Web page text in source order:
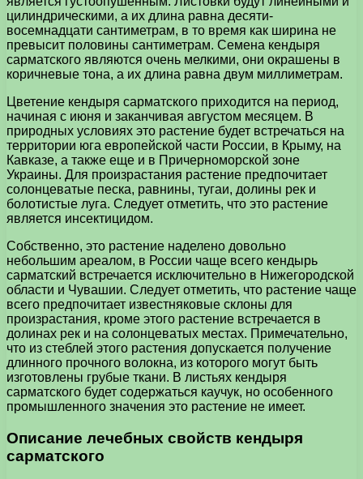
цилиндрическими, а их длина равна десяти-
восемнадцати сантиметрам, в то время как ширина не
превысит половины сантиметрам. Семена кендыря
сарматского являются очень мелкими, они окрашены в
коричневые тона, а их длина равна двум миллиметрам.
Цветение кендыря сарматского приходится на период,
начиная с июня и заканчивая августом месяцем. В
природных условиях это растение будет встречаться на
территории юга европейской части России, в Крыму, на
Кавказе, а также еще и в Причерноморской зоне
Украины. Для произрастания растение предпочитает
солонцеватые песка, равнины, тугаи, долины рек и
болотистые луга. Следует отметить, что это растение
является инсектицидом.
Собственно, это растение наделено довольно
небольшим ареалом, в России чаще всего кендырь
сарматский встречается исключительно в Нижегородской
области и Чувашии. Следует отметить, что растение чаще
всего предпочитает известняковые склоны для
произрастания, кроме этого растение встречается в
долинах рек и на солонцеватых местах. Примечательно,
что из стеблей этого растения допускается получение
длинного прочного волокна, из которого могут быть
изготовлены грубые ткани. В листьях кендыря
сарматского будет содержаться каучук, но особенного
промышленного значения это растение не имеет.
Описание лечебных свойств кендыря
сарматского